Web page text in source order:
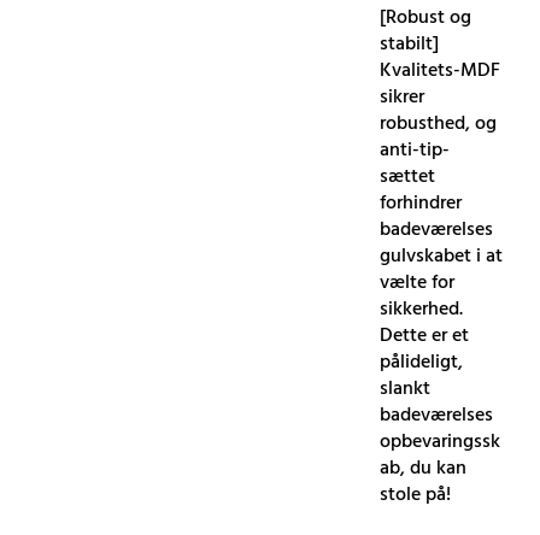
[Robust og
stabilt]
Kvalitets-MDF
sikrer
robusthed, og
anti-tip-
sættet
forhindrer
badeværelses
gulvskabet i at
vælte for
sikkerhed.
Dette er et
pålideligt,
slankt
badeværelses
opbevaringssk
ab, du kan
stole på!